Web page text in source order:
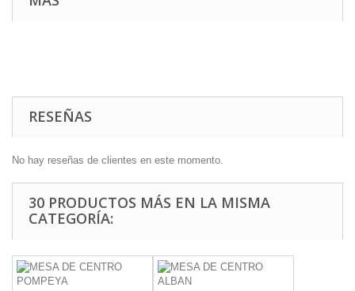
RESEÑAS
No hay reseñas de clientes en este momento.
30 PRODUCTOS MÁS EN LA MISMA
CATEGORÍA: